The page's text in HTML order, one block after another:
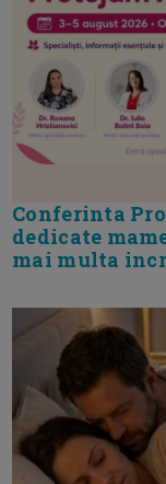
Conferinta
dedicate
mai multa